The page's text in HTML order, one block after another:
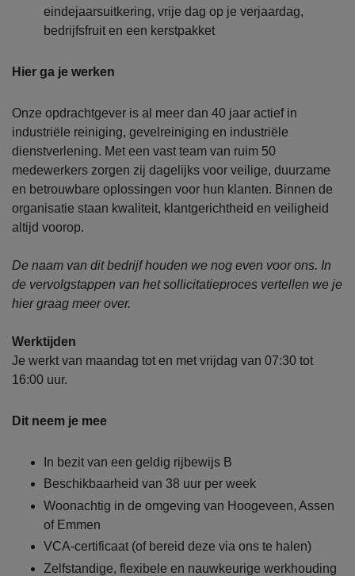
eindejaarsuitkering, vrije dag op je verjaardag,
bedrijfsfruit en een kerstpakket
Hier ga je werken
Onze opdrachtgever is al meer dan 40 jaar actief in
industriële reiniging, gevelreiniging en industriële
dienstverlening. Met een vast team van ruim 50
medewerkers zorgen zij dagelijks voor veilige, duurzame
en betrouwbare oplossingen voor hun klanten. Binnen de
organisatie staan kwaliteit, klantgerichtheid en veiligheid
altijd voorop.
De naam van dit bedrijf houden we nog even voor ons. In
de vervolgstappen van het sollicitatieproces vertellen we je
hier graag meer over.
Werktijden
Je werkt van maandag tot en met vrijdag van 07:30 tot
16:00 uur.
Dit neem je mee
In bezit van een geldig rijbewijs B
Beschikbaarheid van 38 uur per week
Woonachtig in de omgeving van Hoogeveen, Assen
of Emmen
VCA-certificaat (of bereid deze via ons te halen)
Zelfstandige, flexibele en nauwkeurige werkhouding